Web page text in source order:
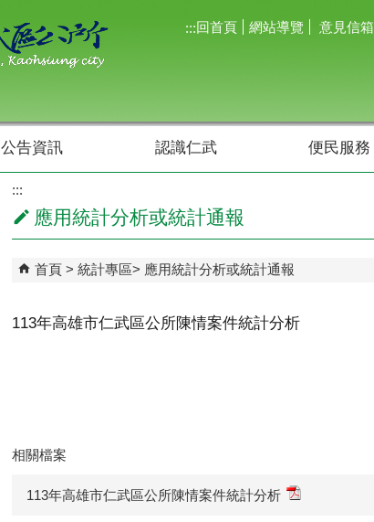
:::回首頁 網站導覽 意見信箱
公告資訊 認識仁武 便民服務
:::
應用統計分析或統計通報
首頁 統計專區 應用統計分析或統計通報
113年高雄市仁武區公所陳情案件統計分析
相關檔案
113年高雄市仁武區公所陳情案件統計分析